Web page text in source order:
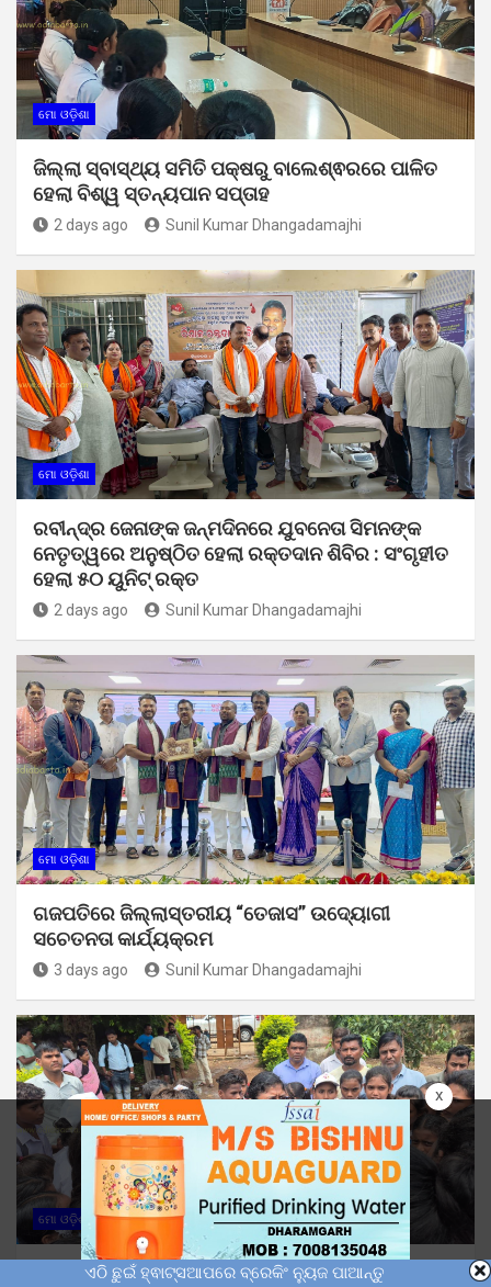
x
ମୋ ଓଡ଼ିଶା
ଜିଲ୍ଲା ସ୍ବାସ୍ଥ୍ୟ ସମିତି ପକ୍ଷରୁ ବାଲେଶ୍ଵରରେ ପାଳିତ
ହେଲା ବିଶ୍ୱ ସ୍ତନ୍ୟପାନ ସପ୍ତାହ
2 days ago Sunil Kumar Dhangadamajhi
ମୋ ଓଡ଼ିଶା
ରବୀନ୍ଦ୍ର ଜେନାଙ୍କ ଜନ୍ମଦିନରେ ଯୁବନେତା ସିମନଙ୍କ
ନେତୃତ୍ୱରେ ଅନୁଷ୍ଠିତ ହେଲା ରକ୍ତଦାନ ଶିବିର : ସଂଗୃହୀତ
ହେଲା ୫୦ ୟୁନିଟ୍ ରକ୍ତ
2 days ago Sunil Kumar Dhangadamajhi
ମୋ ଓଡ଼ିଶା
ଗଜପତିରେ ଜିଲ୍ଲାସ୍ତରୀୟ “ତେଜାସ” ଉଦ୍ୟୋଗୀ
ସଚେତନତା କାର୍ଯ୍ୟକ୍ରମ
3 days ago Sunil Kumar Dhangadamajhi
ମୋ ଓଡ଼ିଶା
ଶିକ୍ଷକ ଦାବୀରେ କେଗାଁ ନୋଡାଲ ଉଚ୍ଚ ପ୍ରାଥମିକ
ଏଠି ଛୁଇଁ ହ୍ଵାଟ୍ସଆପରେ ବ୍ରେକିଂ ନ୍ୟୁଜ ପାଆନ୍ତୁ